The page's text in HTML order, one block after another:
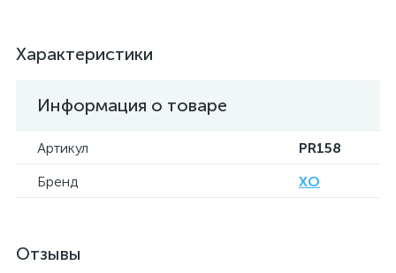
Характеристики
Информация о товаре
Артикул
PR158
Бренд
XO
Отзывы